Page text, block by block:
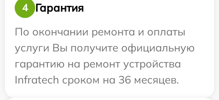
4
Гарантия
По окончании ремонта и оплаты
услуги Вы получите официальную
гарантию на ремонт устройства
Infratech сроком на 36 месяцев.